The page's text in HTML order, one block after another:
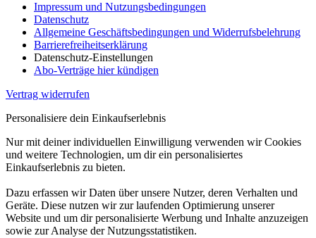
Impressum und Nutzungsbedingungen
Datenschutz
Allgemeine Geschäftsbedingungen und Widerrufsbelehrung
Barrierefreiheitserklärung
Datenschutz-Einstellungen
Abo-Verträge hier kündigen
Vertrag widerrufen
Personalisiere dein Einkaufserlebnis
Nur mit deiner individuellen Einwilligung verwenden wir Cookies
und weitere Technologien, um dir ein personalisiertes
Einkaufserlebnis zu bieten.
Dazu erfassen wir Daten über unsere Nutzer, deren Verhalten und
Geräte. Diese nutzen wir zur laufenden Optimierung unserer
Website und um dir personalisierte Werbung und Inhalte anzuzeigen
sowie zur Analyse der Nutzungsstatistiken.